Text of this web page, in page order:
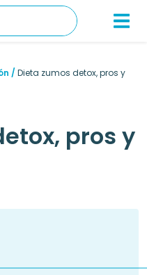
/ Dieta zumos detox, pros y
pros y